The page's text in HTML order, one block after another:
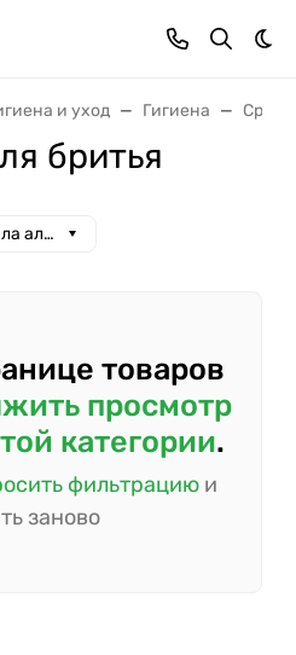
и уход Гигиена
бритья
алфавита
товаров
просмотр
категории.
фильтрациюи
заново